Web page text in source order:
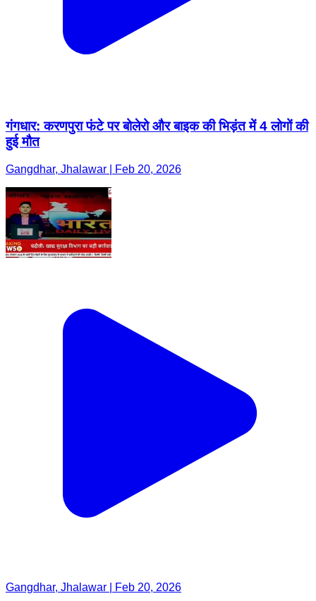
गंगधार: करणपुरा फंटे पर बोलेरो और बाइक की भिड़ंत में 4 लोगों की
हुई मौत
Gangdhar, Jhalawar | Feb 20, 2026
Gangdhar, Jhalawar | Feb 20, 2026